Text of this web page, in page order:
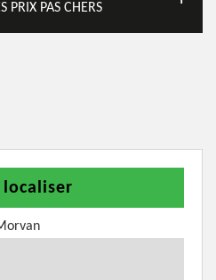
PRIX PAS CHERS
localiser